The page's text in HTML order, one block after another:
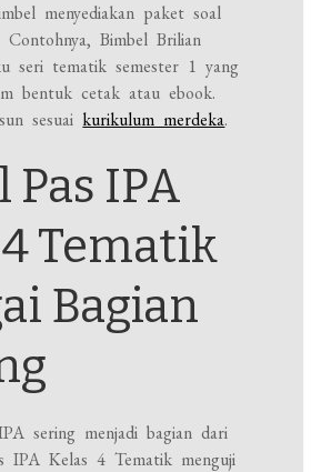
menyediakan paket soal
Bimbel Brilian
seri tematik semester 1 yang
bentuk cetak atau ebook.
sesuai kurikulum merdeka.
Pas IPA
Tematik
Bagian
sering menjadi bagian dari
IPA Kelas 4 Tematik menguji